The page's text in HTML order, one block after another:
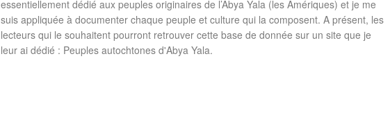
essentiellement dédié aux peuples originaires de l’Abya Yala (les Amériques) et je me
suis appliquée à documenter chaque peuple et culture qui la composent. A présent, les
lecteurs qui le souhaitent pourront retrouver cette base de donnée sur un site que je
leur ai dédié : Peuples autochtones d'Abya Yala.